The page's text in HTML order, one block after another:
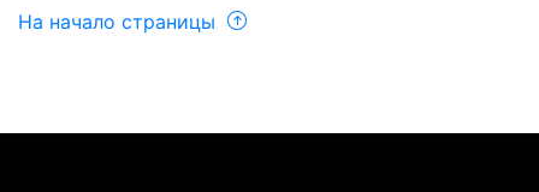
На начало страницы